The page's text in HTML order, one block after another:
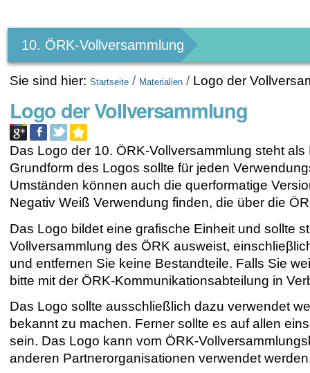
Werkzeuge
10. ÖRK-Vollversammlung
Sie sind hier: Startseite / Materialien / Logo der
Logo der Vollversammlung
Das Logo der 10. ÖRK-Vollversammlung steht
Grundform des Logos sollte für jeden
Umständen können auch die querformatige
Negativ Weiß Verwendung finden, die über die
Das Logo bildet eine grafische Einheit und sollte
Vollversammlung des ÖRK ausweist,
und entfernen Sie keine Bestandteile. Falls Sie
bitte mit der ÖRK-Kommunikationsabteilung in
Das Logo sollte ausschließlich dazu verwendet
bekannt zu machen. Ferner sollte es auf allen
sein. Das Logo kann vom ÖRK-
anderen Partnerorganisationen verwendet